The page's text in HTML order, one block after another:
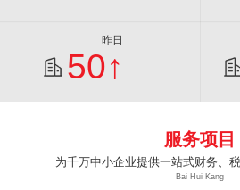
昨日
50↑
服务项目
为千万中小企业提供一站式财务、
Bai Hui Kang